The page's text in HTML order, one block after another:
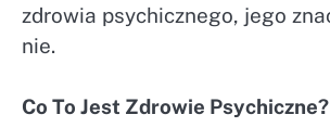
zdrowia psychicznego, jego
nie.
Co To Jest Zdrowie Psychiczne?